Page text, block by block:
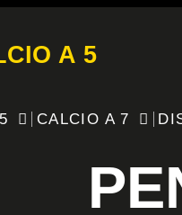
A 5
CALCIO A 7